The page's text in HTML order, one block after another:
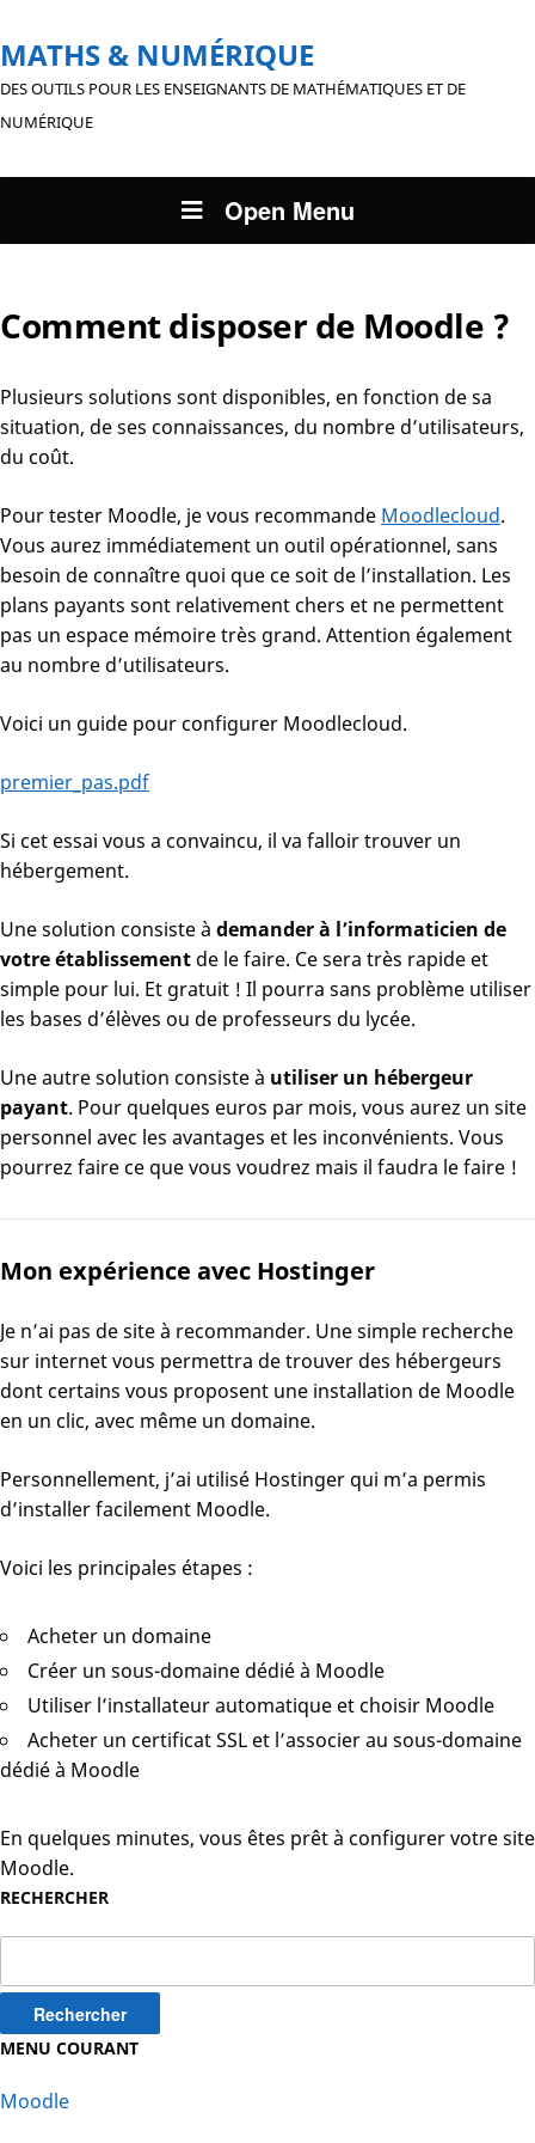
MATHS & NUMÉRIQUE
DES OUTILS POUR LES ENSEIGNANTS DE MATHÉMATIQUES ET DE
NUMÉRIQUE
Open Menu
RECHERCHER
MENU COURANT
Moodle
Comment disposer de Moodle ?
Plusieurs solutions sont disponibles, en fonction de sa
situation, de ses connaissances, du nombre d’utilisateurs,
du coût.
Pour tester Moodle, je vous recommande Moodlecloud.
Vous aurez immédiatement un outil opérationnel, sans
besoin de connaître quoi que ce soit de l’installation. Les
plans payants sont relativement chers et ne permettent
pas un espace mémoire très grand. Attention également
au nombre d’utilisateurs.
Voici un guide pour configurer Moodlecloud.
premier_pas.pdf
Si cet essai vous a convaincu, il va falloir trouver un
hébergement.
Une solution consiste à demander à l’informaticien de
votre établissement de le faire. Ce sera très rapide et
simple pour lui. Et gratuit ! Il pourra sans problème utiliser
les bases d’élèves ou de professeurs du lycée.
Une autre solution consiste à utiliser un hébergeur
payant. Pour quelques euros par mois, vous aurez un site
personnel avec les avantages et les inconvénients. Vous
pourrez faire ce que vous voudrez mais il faudra le faire !
Mon expérience avec Hostinger
Je n’ai pas de site à recommander. Une simple recherche
sur internet vous permettra de trouver des hébergeurs
dont certains vous proposent une installation de Moodle
en un clic, avec même un domaine.
Personnellement, j’ai utilisé Hostinger qui m’a permis
d’installer facilement Moodle.
Voici les principales étapes :
Acheter un domaine
Créer un sous-domaine dédié à Moodle
Utiliser l’installateur automatique et choisir Moodle
Acheter un certificat SSL et l’associer au sous-domaine
dédié à Moodle
En quelques minutes, vous êtes prêt à configurer votre site
Moodle.